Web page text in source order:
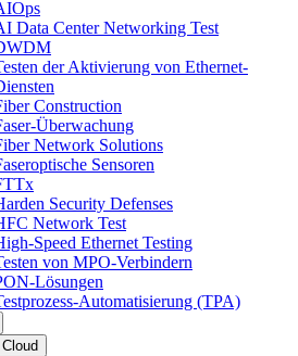
Data Center Networking Test
der Aktivierung von Ethernet-
Construction
Überwachung
Network Solutions
Sensoren
Security Defenses
Network Test
Speed Ethernet Testing
von MPO-Verbindern
Lösungen
Automatisierung (TPA)
Cloud